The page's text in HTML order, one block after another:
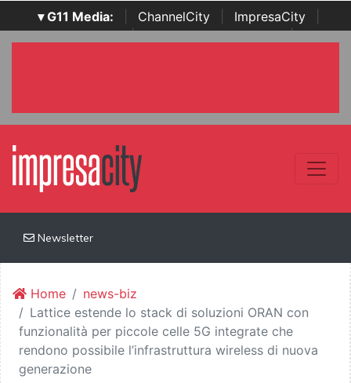
▾ G11 Media: ChannelCity ImpresaCity
SecurityOpenLab | Italian Channel Awards | Italian
Newsletter
Home
news-biz
Lattice estende lo stack di soluzioni ORAN con
funzionalità per piccole celle 5G integrate che
rendono possibile l’infrastruttura wireless di nuova
generazione